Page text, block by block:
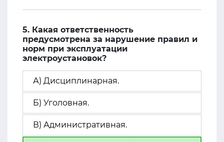
5. Какая ответственность
предусмотрена за нарушение правил и
норм при эксплуатации
электроустановок?
А) Дисциплинарная.
Б) Уголовная.
В) Административная.